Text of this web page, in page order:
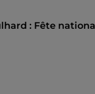
: Fête